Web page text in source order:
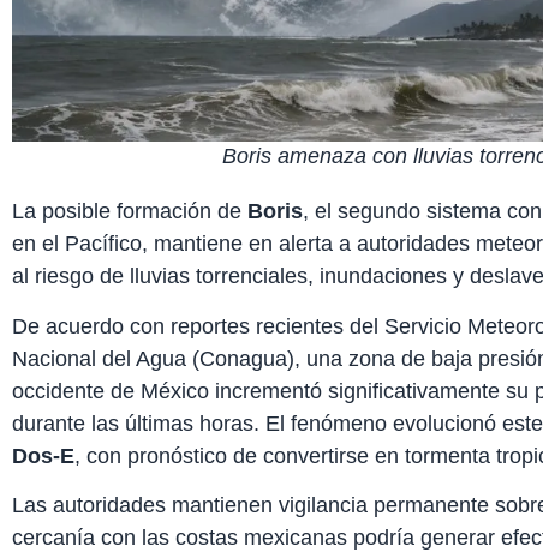
Boris amenaza con lluvias
La posible formación de Boris, el segundo sistema
en el Pacífico, mantiene en alerta a autoridades
al riesgo de lluvias torrenciales, inundaciones y
De acuerdo con reportes recientes del Servicio
Nacional del Agua (Conagua), una zona de baja
occidente de México incrementó significativamente su
durante las últimas horas. El fenómeno evolucionó
Dos-E, con pronóstico de convertirse en tormenta
Las autoridades mantienen vigilancia permanente
cercanía con las costas mexicanas podría generar